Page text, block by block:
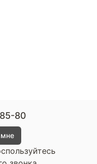
80
мне